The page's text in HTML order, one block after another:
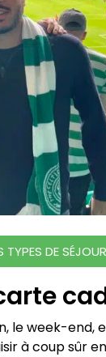
DE
week-
à coup sûr